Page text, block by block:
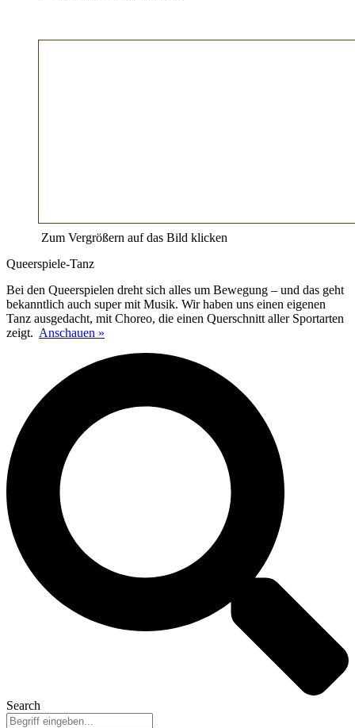
Zum Vergrößern auf das Bild klicken
Queerspiele-Tanz
Bei den Queerspielen dreht sich alles um Bewegung – und das geht
bekanntlich auch super mit Musik. Wir haben uns einen eigenen
Tanz ausgedacht, mit Choreo, die einen Querschnitt aller Sportarten
zeigt. Anschauen »
Search